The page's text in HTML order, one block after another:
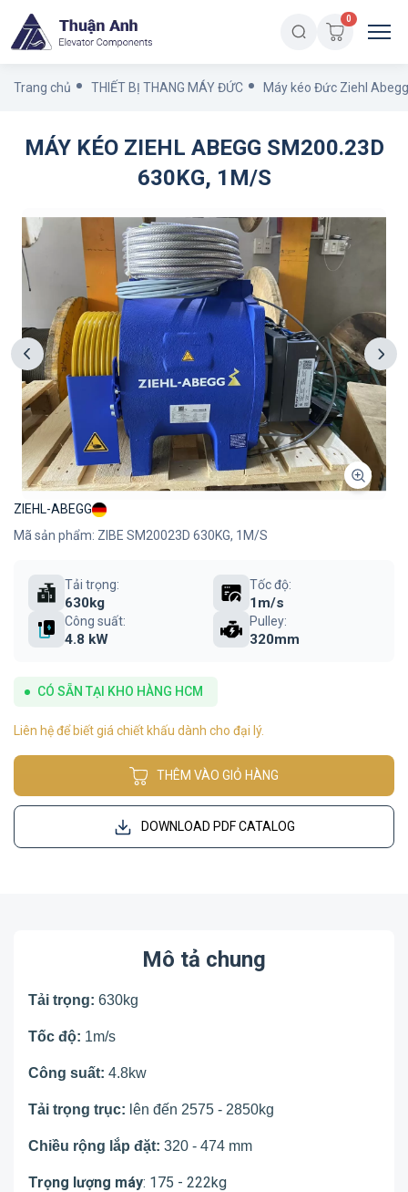
0
Trang chủ THIẾT BỊ THANG MÁY ĐỨC Máy kéo Đức Ziehl Abegg
MÁY KÉO ZIEHL ABEGG SM200.23D
630KG, 1M/S
ZIEHL-ABEGG
Mã sản phẩm: ZIBE SM20023D 630KG, 1M/S
Tải trọng:
630kg
Tốc độ:
1m/s
Công suất:
4.8 kW
Pulley:
320mm
CÓ SẴN TẠI KHO HÀNG HCM
Liên hệ để biết giá chiết khấu dành cho đại lý.
THÊM VÀO GIỎ HÀNG
DOWNLOAD PDF CATALOG
Mô tả chung
Tải trọng: 630kg
Tốc độ: 1m/s
Công suất: 4.8kw
Tải trọng trục: lên đến 2575 - 2850kg
Chiều rộng lắp đặt: 320 - 474 mm
Trọng lượng máy: 175 - 222kg